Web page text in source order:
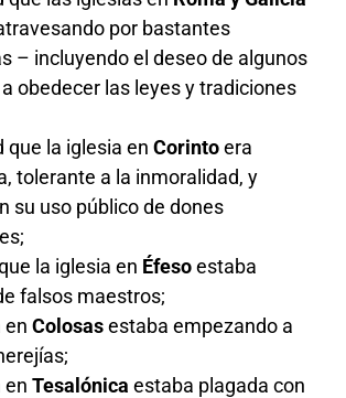
por bastantes
– incluyendo el deseo de algunos
obedecer las leyes y tradiciones
que la iglesia en Corintoera
tolerante a la inmoralidad, y
su uso público de dones
la iglesia en Éfesoestaba
falsos maestros;
en Colosasestaba empezando a
en Tesalónica estaba plagada con